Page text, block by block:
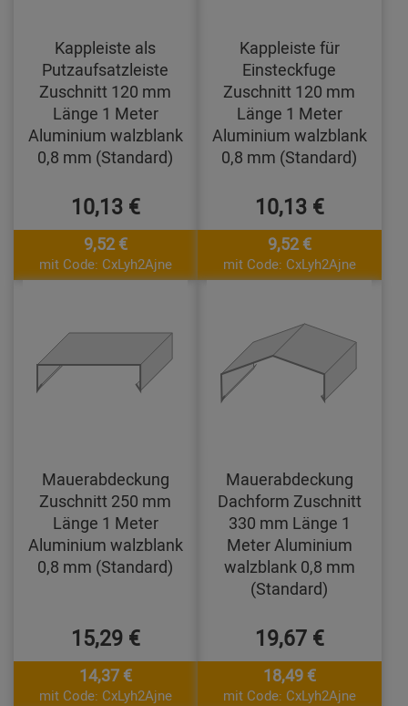
Kappleiste als
Putzaufsatzleiste
Zuschnitt 120 mm
Länge 1 Meter
Aluminium walzblank
0,8 mm (Standard)
10,13 €
9,52 €
mit Code: CxLyh2Ajne
Kappleiste für
Einsteckfuge
Zuschnitt 120 mm
Länge 1 Meter
Aluminium walzblank
0,8 mm (Standard)
10,13 €
9,52 €
mit Code: CxLyh2Ajne
Mauerabdeckung
Zuschnitt 250 mm
Länge 1 Meter
Aluminium walzblank
0,8 mm (Standard)
15,29 €
14,37 €
mit Code: CxLyh2Ajne
Mauerabdeckung
Dachform Zuschnitt
330 mm Länge 1
Meter Aluminium
walzblank 0,8 mm
(Standard)
19,67 €
18,49 €
mit Code: CxLyh2Ajne